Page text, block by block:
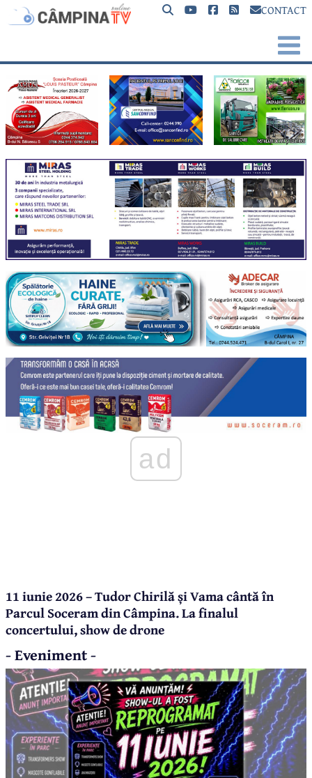
CONTACT
ad
11 iunie 2026 – Tudor Chirilă și Vama cântă în
Parcul Soceram din Câmpina. La finalul
concertului, show de drone
- Eveniment -